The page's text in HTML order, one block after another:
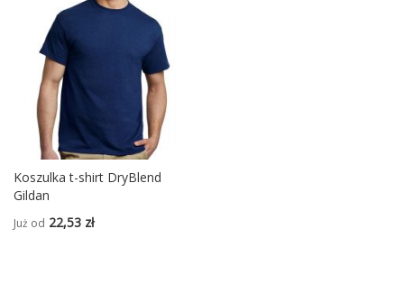
Koszulka t-shirt DryBlend
Gildan
Już od 22,53 zł